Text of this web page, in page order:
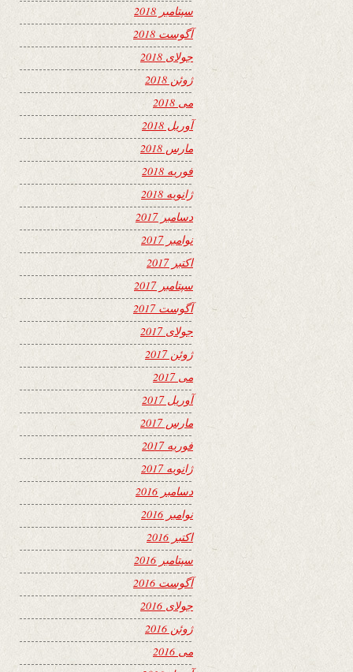
سپتامبر 2018
آگوست 2018
جولای 2018
ژوئن 2018
می 2018
آوریل 2018
مارس 2018
فوریه 2018
ژانویه 2018
دسامبر 2017
نوامبر 2017
اکتبر 2017
سپتامبر 2017
آگوست 2017
جولای 2017
ژوئن 2017
می 2017
آوریل 2017
مارس 2017
فوریه 2017
ژانویه 2017
دسامبر 2016
نوامبر 2016
اکتبر 2016
سپتامبر 2016
آگوست 2016
جولای 2016
ژوئن 2016
می 2016